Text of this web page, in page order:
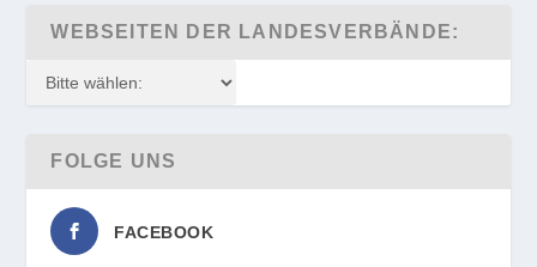
WEBSEITEN DER LANDESVERBÄNDE:
FOLGE UNS
FACEBOOK